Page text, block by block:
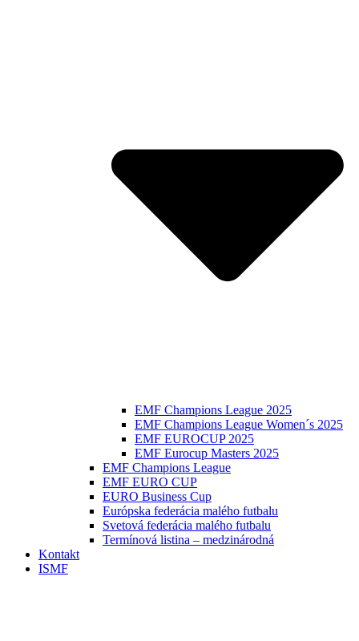
EMF Champions League 2025
EMF Champions League Women´s 2025
EMF EUROCUP 2025
EMF Eurocup Masters 2025
EMF Champions League
EMF EURO CUP
EURO Business Cup
Európska federácia malého futbalu
Svetová federácia malého futbalu
Termínová listina – medzinárodná
Kontakt
ISMF